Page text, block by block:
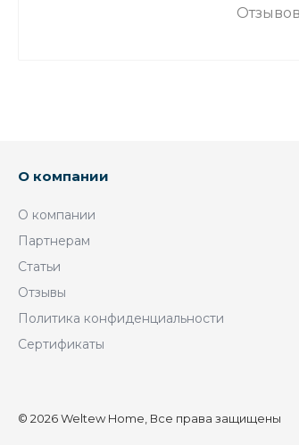
О компании
О компании
Партнерам
Статьи
Отзывы
Политика конфиденциальности
Сертификаты
© 2026 Weltew Home, Все права защищены